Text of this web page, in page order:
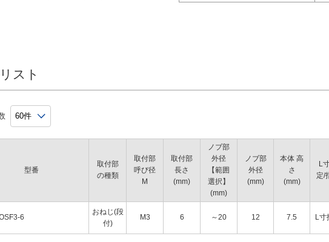
スト
型番
6
取付部
の種類
取付部
呼び径
M
取付部
長さ
(mm)
ノブ部
外径
【範囲
選択】
(mm)
ノブ部
外径
(mm)
本体 高
さ
(mm)
L
定/
おねじ(段
付)
M3 6 ～20 12 7.5 L寸